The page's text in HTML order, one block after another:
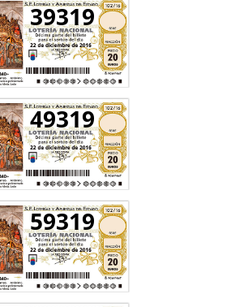
39319
49319
59319